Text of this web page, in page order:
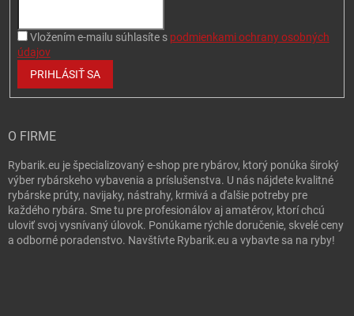
Vložením e-mailu súhlasíte s podmienkami ochrany osobných
údajov
PRIHLÁSIŤ SA
O FIRME
Rybarik.eu je špecializovaný e-shop pre rybárov, ktorý ponúka široký
výber rybárskeho vybavenia a príslušenstva. U nás nájdete kvalitné
rybárske prúty, navijaky, nástrahy, krmivá a ďalšie potreby pre
každého rybára. Sme tu pre profesionálov aj amatérov, ktorí chcú
uloviť svoj vysnívaný úlovok. Ponúkame rýchle doručenie, skvelé ceny
a odborné poradenstvo. Navštívte Rybarik.eu a vybavte sa na ryby!